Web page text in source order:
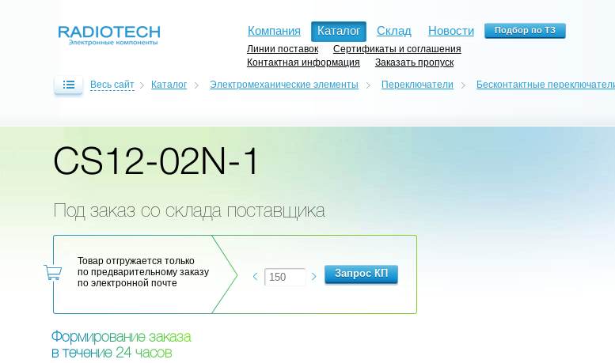
Компания Каталог Склад Новости
Линии поставок
Сертификаты и соглашения
Контактная информация
Заказать пропуск
Весь сайт Каталог Электромеханические элементы Переключатели Бесконтактные
CS12-02N-1
Под заказ со склада поставщика
Товар отгружается только
по предварительному заказу
по электронной почте
Формирование заказа
в течение 24 часов